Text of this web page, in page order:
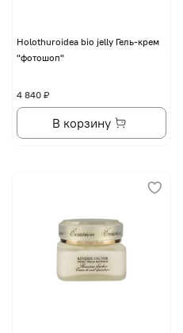
Holothuroidea bio jelly Гель-крем
"фотошоп"
4 840 ₽
В корзину